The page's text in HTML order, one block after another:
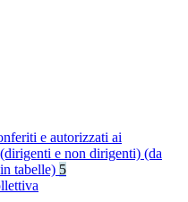
e autorizzati ai
e non dirigenti) (da
tabelle) 5